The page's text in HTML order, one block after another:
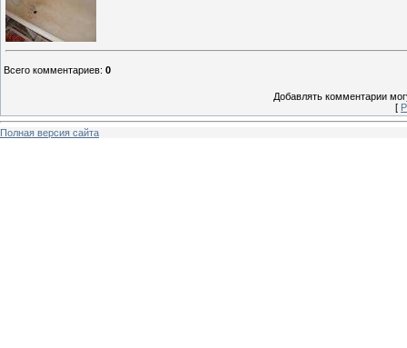
Всего комментариев: 0
Добавлять комментарии
[
Полная версия сайта